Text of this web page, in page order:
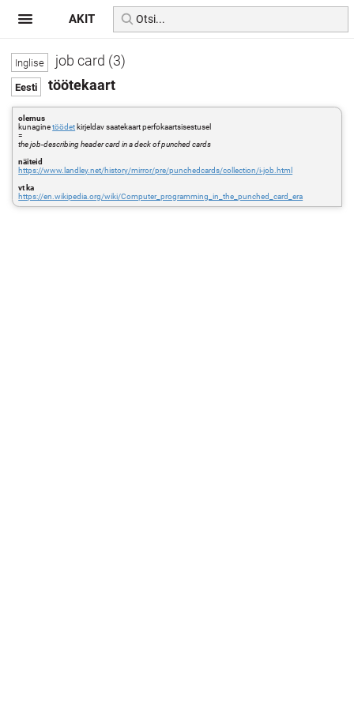
job card (3)
töötekaart
olemus
kunaginetöödet kirjeldav saatekaart perfokaartsisestusel
=
the job-describing header card in a deck of punched cards
näiteid
https://www.landley.net/history/mirror/pre/punchedcards/collection/i-job.html
vt ka
https://en.wikipedia.org/wiki/Computer_programming_in_the_punched_card_era
AKIT